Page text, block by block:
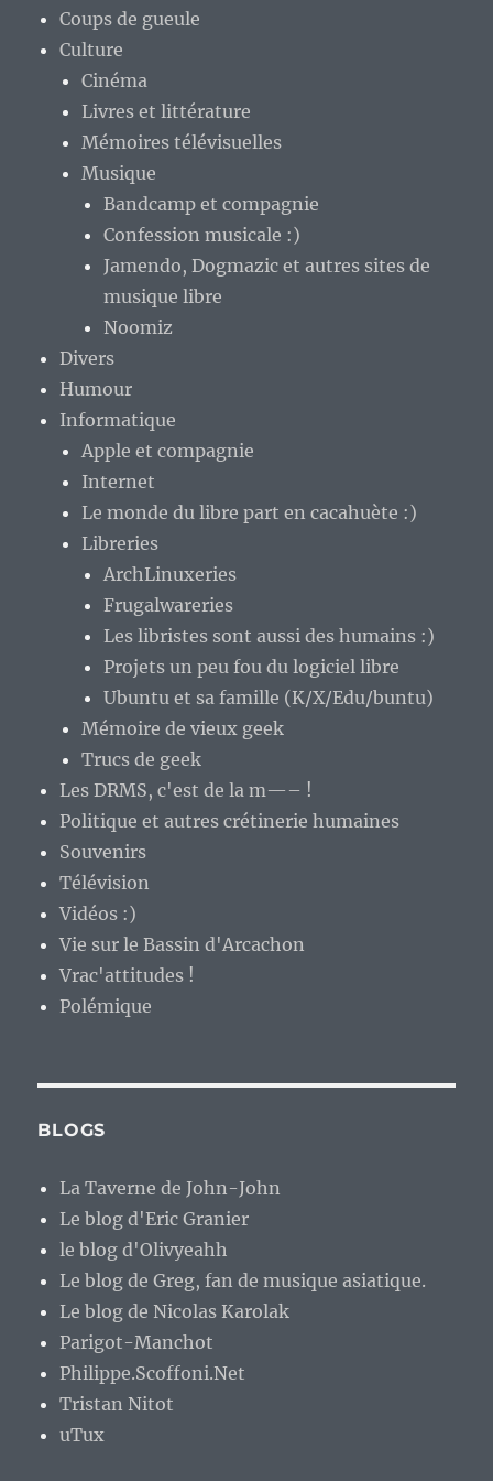
Coups de gueule
Culture
Cinéma
Livres et littérature
Mémoires télévisuelles
Musique
Bandcamp et compagnie
Confession musicale :)
Jamendo, Dogmazic et autres sites de
musique libre
Noomiz
Divers
Humour
Informatique
Apple et compagnie
Internet
Le monde du libre part en cacahuète :)
Libreries
ArchLinuxeries
Frugalwareries
Les libristes sont aussi des humains :)
Projets un peu fou du logiciel libre
Ubuntu et sa famille (K/X/Edu/buntu)
Mémoire de vieux geek
Trucs de geek
Les DRMS, c'est de la m—– !
Politique et autres crétinerie humaines
Souvenirs
Télévision
Vidéos :)
Vie sur le Bassin d'Arcachon
Vrac'attitudes !
Polémique
BLOGS
La Taverne de John-John
Le blog d'Eric Granier
le blog d'Olivyeahh
Le blog de Greg, fan de musique asiatique.
Le blog de Nicolas Karolak
Parigot-Manchot
Philippe.Scoffoni.Net
Tristan Nitot
uTux